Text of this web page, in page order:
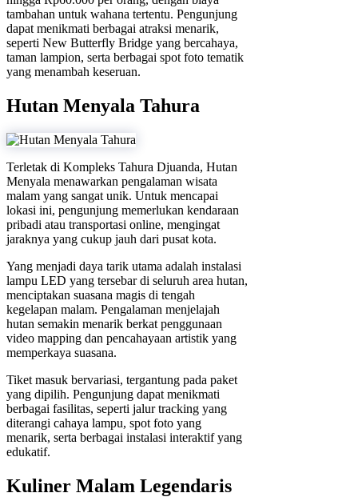
tambahan untuk wahana tertentu. Pengunjung
dapat menikmati berbagai atraksi menarik,
seperti New Butterfly Bridge yang bercahaya,
taman lampion, serta berbagai spot foto tematik
yang menambah keseruan.
Hutan Menyala Tahura
Terletak di Kompleks Tahura Djuanda, Hutan
Menyala menawarkan pengalaman wisata
malam yang sangat unik. Untuk mencapai
lokasi ini, pengunjung memerlukan kendaraan
pribadi atau transportasi online, mengingat
jaraknya yang cukup jauh dari pusat kota.
Yang menjadi daya tarik utama adalah instalasi
lampu LED yang tersebar di seluruh area hutan,
menciptakan suasana magis di tengah
kegelapan malam. Pengalaman menjelajah
hutan semakin menarik berkat penggunaan
video mapping dan pencahayaan artistik yang
memperkaya suasana.
Tiket masuk bervariasi, tergantung pada paket
yang dipilih. Pengunjung dapat menikmati
berbagai fasilitas, seperti jalur tracking yang
diterangi cahaya lampu, spot foto yang
menarik, serta berbagai instalasi interaktif yang
edukatif.
Kuliner Malam Legendaris